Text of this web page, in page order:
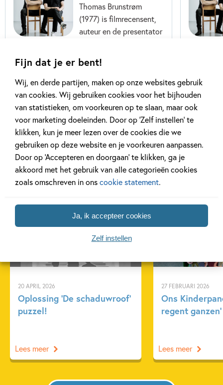
Fijn dat je er bent!
Wij, en derde partijen, maken op onze websites gebruik
van cookies. Wij gebruiken cookies voor het bijhouden
van statistieken, om voorkeuren op te slaan, maar ook
voor marketing doeleinden. Door op ‘Zelf instellen’ te
klikken, kun je meer lezen over de cookies die we
gebruiken op deze website en je voorkeuren aanpassen.
Door op ‘Accepteren en doorgaan’ te klikken, ga je
akkoord met het gebruik van alle categorieën cookies
zoals omschreven in onscookie statement.
Ja, ik accepteer cookies
Zelf instellen
Thomas Brunstrøm
(1977) is filmrecensent,
auteur en de presentator
kinderen – naast een
vader van zijn real-life
Sally en...
Lees meer
Gerelateerde artikelen
20 APRIL 2026
Oplossing ‘De schaduwroof’
puzzel!
Achtergrond
Lees meer
27 FEBRUARI 2026
Ons
regent ganzen’
Kinderpanel
Lees meer